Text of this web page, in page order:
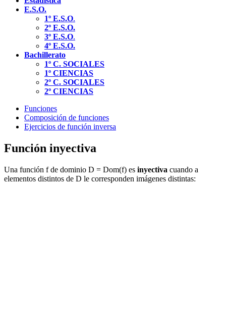
E.S.O.
1º E.S.O.
2º E.S.O.
3º E.S.O.
4º E.S.O.
Bachillerato
1º C. SOCIALES
1º CIENCIAS
2º C. SOCIALES
2º CIENCIAS
Funciones
Composición de funciones
Ejercicios de función inversa
Función inyectiva
Una función f de dominio D = Dom(f) es inyectiva cuando a
elementos distintos de D le corresponden imágenes distintas: